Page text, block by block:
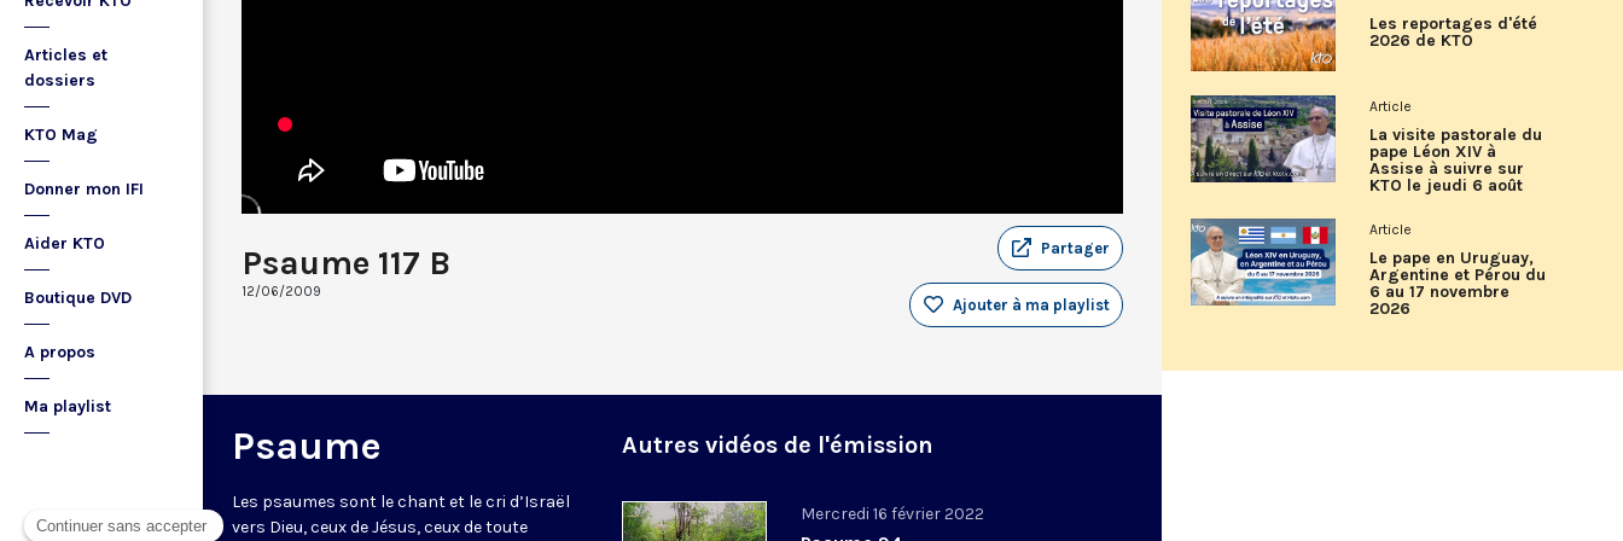
Articles et
dossiers
KTO Mag
Donner mon IFI
Aider KTO
Boutique DVD
A propos
Ma playlist
Psaume 117 B
12/06/2009
Partager
Ajouter à ma playlist
Psaume
Les psaumes sont le chant et le cri d’Israël
vers Dieu, ceux de Jésus, ceux de toute
Autres vidéos de l'émission
Mercredi 16 février 2022
Les reportages d'été
2026 de KTO
Article
La visite pastorale du
pape Léon XIV à
Assise à suivre sur
KTO le jeudi 6 août
Article
Le pape en Uruguay,
Argentine et Pérou du
6 au 17 novembre
2026